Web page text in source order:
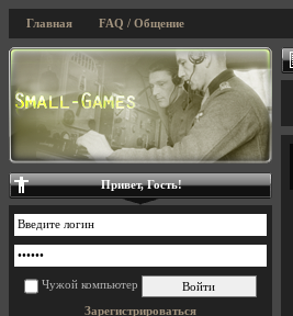
Главная FAQ / Общение
Привет, Гость!
Чужой компьютер
Зарегистрироваться